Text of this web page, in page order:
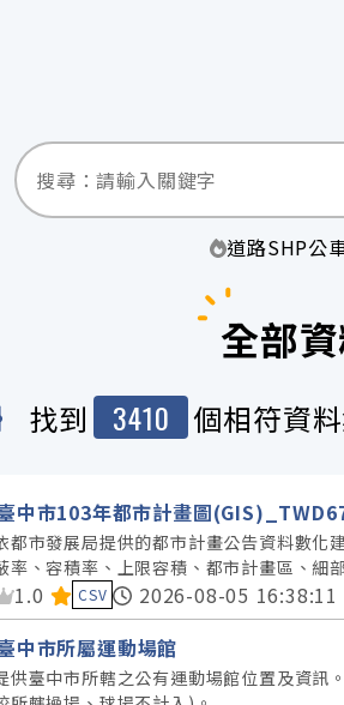
平臺
道路SHP公
全部
找到 3410 個相符資
中市103年都市計畫圖
都市發展局提供的都市計畫公告資料數化
率、容積率、上限容積、都市計畫區、細
資料集評分：
1.0 CSV
2026-08-05 16:38:11
中市所屬運動場館
供臺中市所轄之公有運動場館位置及資訊